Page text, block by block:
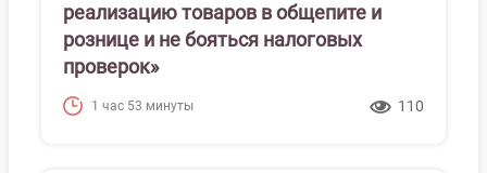
реализацию товаров в общепите и
рознице и не бояться налоговых
проверок»
1 час 53 минуты 110